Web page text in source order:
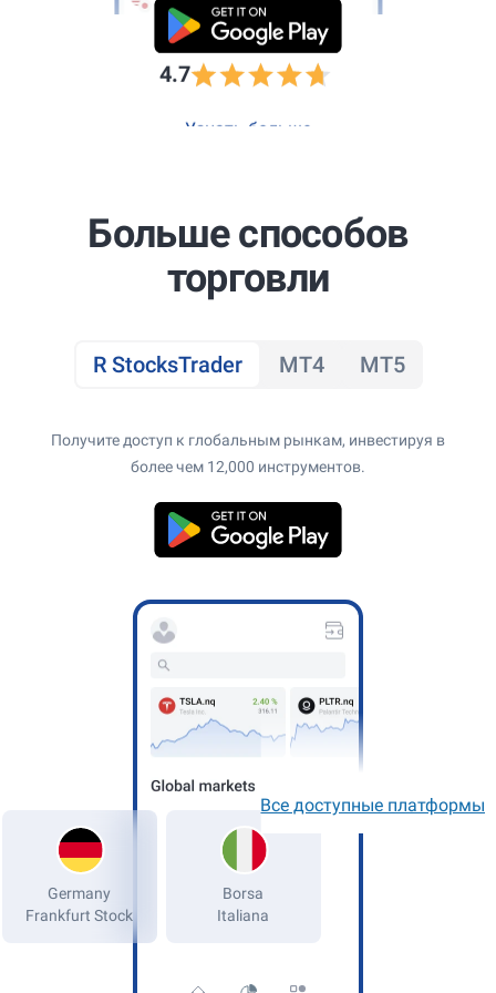
4.7
Узнать больше
Больше способов
торговли
R StocksTrader MT4 MT5
Получите доступ к глобальным рынкам, инвестируя в
более чем 12,000 инструментов.
Germany
Frankfurt Stock
Все доступные платформы